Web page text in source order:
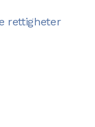
rettigheter